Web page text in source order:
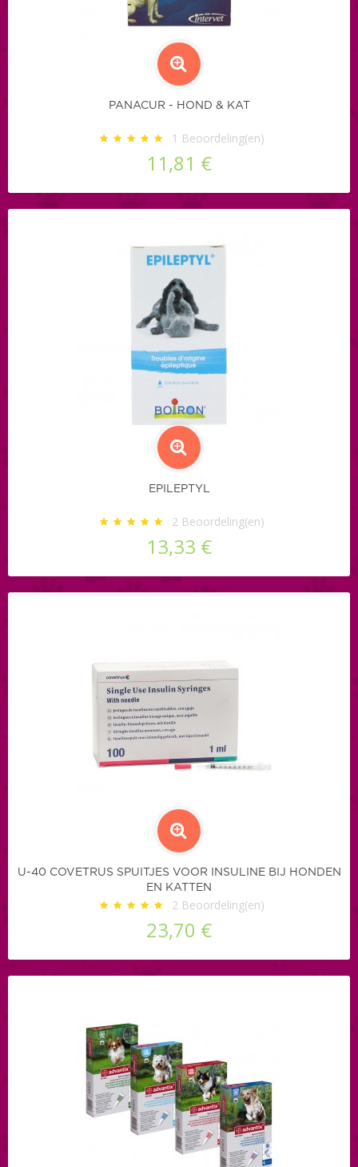
PANACUR - HOND & KAT
1 Beoordeling(en)
11,81 €
EPILEPTYL
2 Beoordeling(en)
13,33 €
U-40 COVETRUS SPUITJES VOOR INSULINE BIJ HONDEN
EN KATTEN
2 Beoordeling(en)
23,70 €